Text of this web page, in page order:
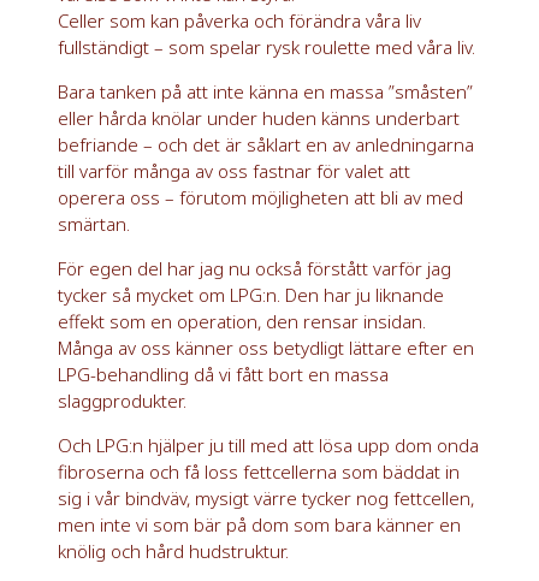
Celler som kan påverka och förändra våra liv
fullständigt – som spelar rysk roulette med våra liv.
Bara tanken på att inte känna en massa ”småsten”
eller hårda knölar under huden känns underbart
befriande – och det är såklart en av anledningarna
till varför många av oss fastnar för valet att
operera oss – förutom möjligheten att bli av med
smärtan.
För egen del har jag nu också förstått varför jag
tycker så mycket om LPG:n. Den har ju liknande
effekt som en operation, den rensar insidan.
Många av oss känner oss betydligt lättare efter en
LPG-behandling då vi fått bort en massa
slaggprodukter.
Och LPG:n hjälper ju till med att lösa upp dom onda
fibroserna och få loss fettcellerna som bäddat in
sig i vår bindväv, mysigt värre tycker nog fettcellen,
men inte vi som bär på dom som bara känner en
knölig och hård hudstruktur.